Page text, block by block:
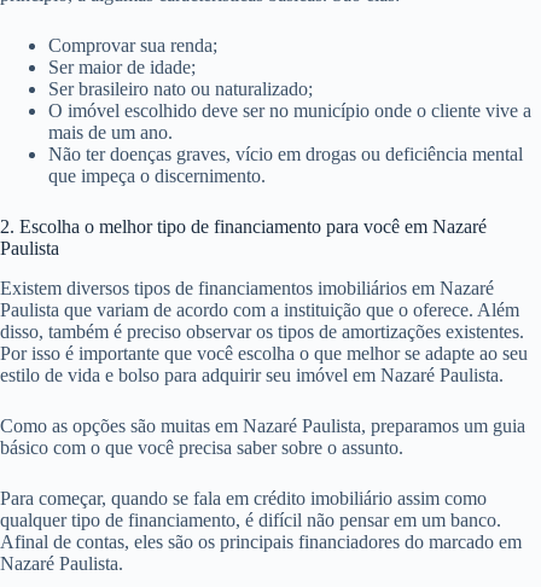
Comprovar sua renda;
Ser maior de idade;
Ser brasileiro nato ou naturalizado;
O imóvel escolhido deve ser no município onde o cliente vive a
mais de um ano.
Não ter doenças graves, vício em drogas ou deficiência mental
que impeça o discernimento.
2. Escolha o melhor tipo de financiamento para você em Nazaré
Paulista
Existem diversos tipos de financiamentos imobiliários em Nazaré
Paulista que variam de acordo com a instituição que o oferece. Além
disso, também é preciso observar os tipos de amortizações existentes.
Por isso é importante que você escolha o que melhor se adapte ao seu
estilo de vida e bolso para adquirir seu imóvel em Nazaré Paulista.
Como as opções são muitas em Nazaré Paulista, preparamos um guia
básico com o que você precisa saber sobre o assunto.
Para começar, quando se fala em crédito imobiliário assim como
qualquer tipo de financiamento, é difícil não pensar em um banco.
Afinal de contas, eles são os principais financiadores do marcado em
Nazaré Paulista.